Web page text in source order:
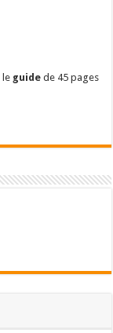
le guide de 45 pages